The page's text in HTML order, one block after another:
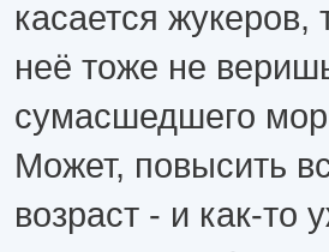
касается жукеров,
неё тоже не
сумасшедшего
Может, повысить
возраст - и как-то